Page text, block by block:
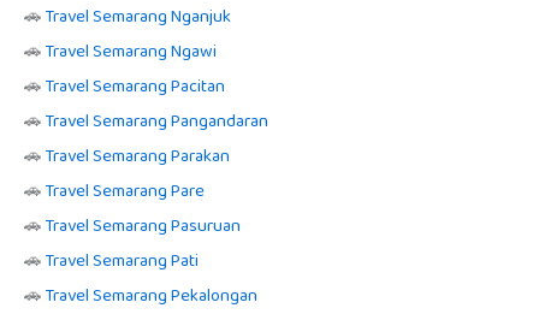
🚗Travel Semarang Nganjuk
🚗Travel Semarang Ngawi
🚗Travel Semarang Pacitan
🚗Travel Semarang Pangandaran
🚗Travel Semarang Parakan
🚗Travel Semarang Pare
🚗Travel Semarang Pasuruan
🚗Travel Semarang Pati
🚗Travel Semarang Pekalongan